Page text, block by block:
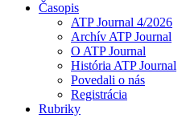
Časopis
ATP Journal 4/2026
Archív ATP Journal
O ATP Journal
História ATP Journal
Povedali o nás
Registrácia
Rubriky